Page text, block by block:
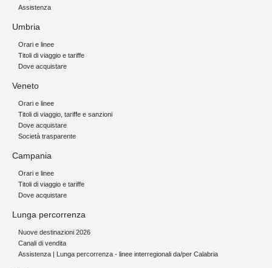
Assistenza
Umbria
Orari e linee
Titoli di viaggio e tariffe
Dove acquistare
Veneto
Orari e linee
Titoli di viaggio, tariffe e sanzioni
Dove acquistare
Società trasparente
Campania
Orari e linee
Titoli di viaggio e tariffe
Dove acquistare
Lunga percorrenza
Nuove destinazioni 2026
Canali di vendita
Assistenza | Lunga percorrenza - linee interregionali da/per Calabria